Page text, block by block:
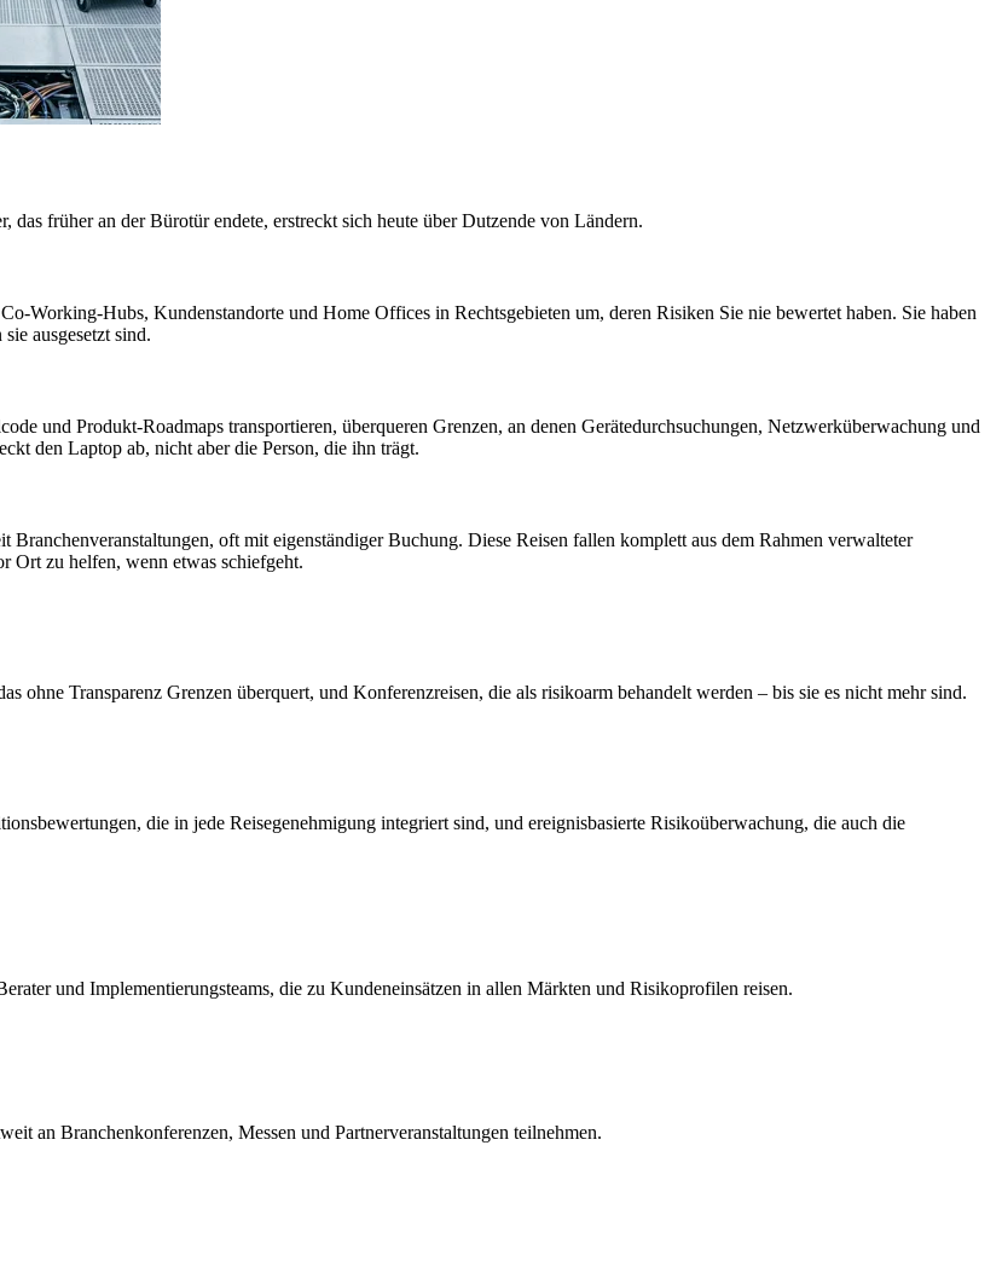
früher an der Bürotür endete, erstreckt sich heute über Dutzende von Ländern.
Working-Hubs, Kundenstandorte und Home Offices in Rechtsgebieten um, deren Risiken Sie nie bewertet haben. Sie haben
ausgesetzt sind.
und Produkt-Roadmaps transportieren, überqueren Grenzen, an denen Gerätedurchsuchungen, Netzwerküberwachung und
den Laptop ab, nicht aber die Person, die ihn trägt.
Branchenveranstaltungen, oft mit eigenständiger Buchung. Diese Reisen fallen komplett aus dem Rahmen verwalteter
Ort zu helfen, wenn etwas schiefgeht.
ohne Transparenz Grenzen überquert, und Konferenzreisen, die als risikoarm behandelt werden – bis sie es nicht mehr sind.
die in jede Reisegenehmigung integriert sind, und ereignisbasierte Risikoüberwachung, die auch die
und Implementierungsteams, die zu Kundeneinsätzen in allen Märkten und Risikoprofilen reisen.
an Branchenkonferenzen, Messen und Partnerveranstaltungen teilnehmen.